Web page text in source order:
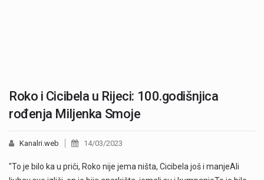
Roko i Cicibela u Rijeci: 100.godišnjica
rođenja Miljenka Smoje
Kanalri.web 14/03/2023
"To je bilo ka u priči, Roko nije jema ništa, Cicibela još i manjeAli